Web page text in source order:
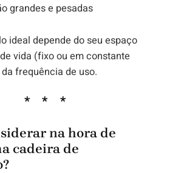
grandes e pesadas
ideal depende do seu espaço
vida (fixo ou em constante
frequência de uso.
na hora de
cadeira de